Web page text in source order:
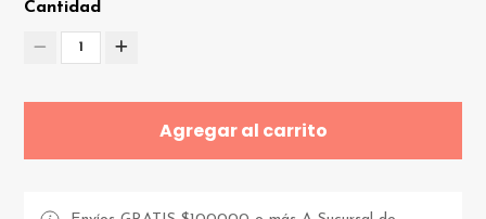
Cantidad
1
Agregar al carrito